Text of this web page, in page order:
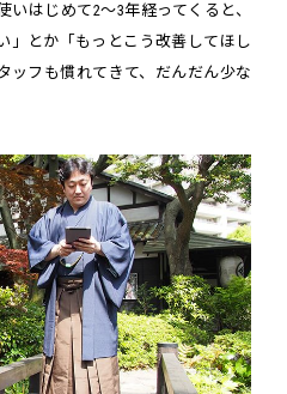
はじめて2～3年経ってくると、
」とか「もっとこう改善してほし
ッフも慣れてきて、だんだん少な